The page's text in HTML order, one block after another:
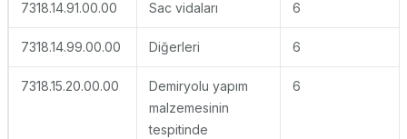
7318.14.91.00.00 Sac vidaları 6
7318.14.99.00.00 Diğerleri 6
7318.15.20.00.00
Demiryolu yapım
malzemesinin
tespitinde
6